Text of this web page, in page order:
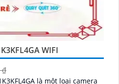
WIFI
₫
là một loại camera